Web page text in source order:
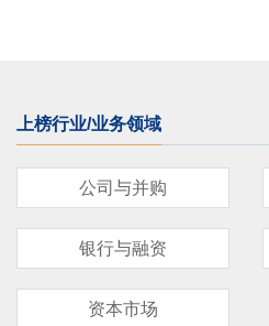
上榜行业/业务领域
公司与并购
银行与融资
资本市场